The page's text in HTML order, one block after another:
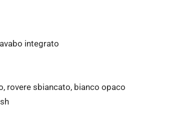
integrato
rovere sbiancato, bianco opaco